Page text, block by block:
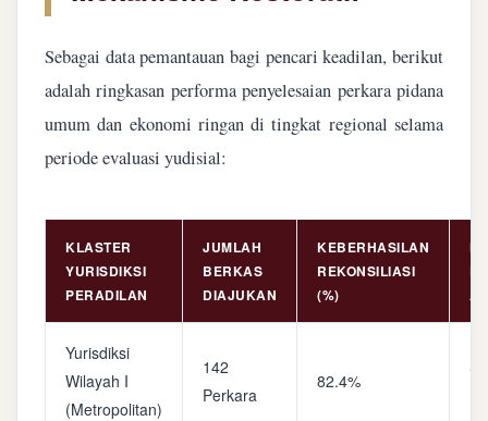
Sebagai data pemantauan bagi pencari keadilan, berikut
adalah ringkasan performa penyelesaian perkara pidana
umum dan ekonomi ringan di tingkat regional selama
periode evaluasi yudisial:
KLASTER
YURISDIKSI
PERADILAN
JUMLAH
BERKAS
DIAJUKAN
KEBERHASILAN
REKONSILIASI
(%)
Yurisdiksi
Wilayah I
(Metropolitan)
142
Perkara
82.4%